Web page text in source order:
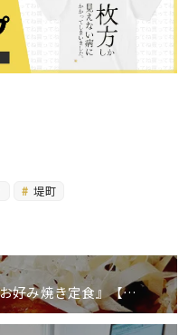
堤町
好み焼き定食』【…